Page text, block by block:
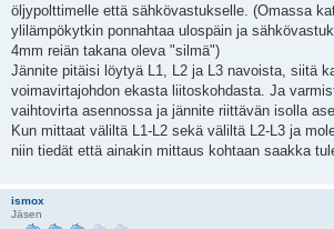
öljypolttimelle että sähkövastukselle. (Omassa
ylilämpökytkin ponnahtaa ulospäin ja
4mm reiän takana oleva "silmä")
Jännite pitäisi löytyä L1, L2 ja L3 navoista, siitä
voimavirtajohdon ekasta liitoskohdasta. Ja
vaihtovirta asennossa ja jännite riittävän isolla
Kun mittaat väliltä L1-L2 sekä väliltä L2-L3 ja
niin tiedät että ainakin mittaus kohtaan saakka
ismox
Jäsen